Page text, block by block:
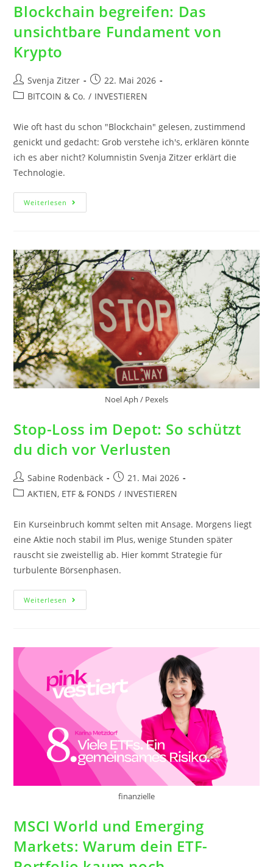
Blockchain begreifen: Das
unsichtbare Fundament von
Krypto
Svenja Zitzer
22. Mai 2026
BITCOIN & Co. / INVESTIEREN
Wie oft hast du schon "Blockchain" gelesen, zustimmend
genickt und gedacht: Grob verstehe ich's, erklären könnte
ich es aber nicht? Kolumnistin Svenja Zitzer erklärt die
Technologie.
Weiterlesen
Noel Aph / Pexels
Stop-Loss im Depot: So schützt
du dich vor Verlusten
Sabine Rodenbäck
21. Mai 2026
AKTIEN, ETF & FONDS / INVESTIEREN
Ein Kurseinbruch kommt selten mit Ansage. Morgens liegt
eine Aktie noch stabil im Plus, wenige Stunden später
rauscht sie zweistellig ab. Hier kommt Strategie für
turbulente Börsenphasen.
Weiterlesen
finanzielle
MSCI World und Emerging
Markets: Warum dein ETF-